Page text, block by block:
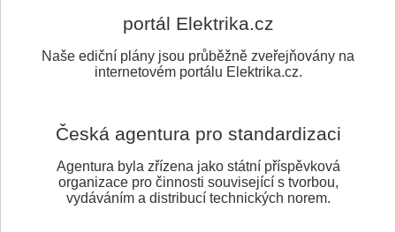
portál Elektrika.cz
Naše ediční plány jsou průběžně zveřejňovány na
internetovém portálu Elektrika.cz.
Česká agentura pro standardizaci
Agentura byla zřízena jako státní příspěvková
organizace pro činnosti související s tvorbou,
vydáváním a distribucí technických norem.